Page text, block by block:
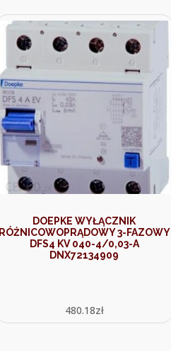
DOEPKE WYŁĄCZNIK
RÓŻNICOWOPRĄDOWY 3-FAZOWY
DFS4 KV 040-4/0,03-A
DNX72134909
480.18zł